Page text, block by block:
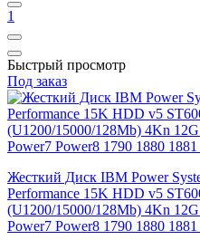
1
Быстрый просмотр
Под заказ
Жесткий Диск IBM Power
Performance 15K HDD v5
(U1200/15000/128Mb) 4Kn
Power7 Power8 1790 1880